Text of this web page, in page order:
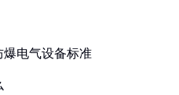
电气设备标准